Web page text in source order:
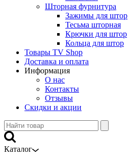
Шторная фурнитура
Зажимы для штор
Тесьма шторная
Крючки для штор
Кольца для штор
Товары TV Shop
Доставка и оплата
Информация
О нас
Контакты
Отзывы
Скидки и акции
Каталог